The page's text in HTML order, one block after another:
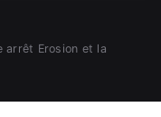
arrêt Erosion et la